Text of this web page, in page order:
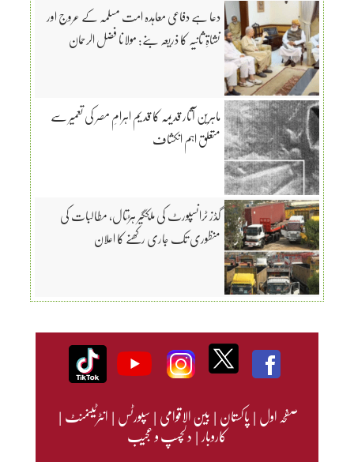
دعا ہے دفاعی معاہدہ امت مسلمہ کے عروج اور
نشاۃِ ثانیہ کا ذریعہ بنے: مولانا فضل الرحمان
ماہرین آثار قدیمہ کا قدیم اہرامِ مصر کی تعمیر سے
متعلق اہم انکشاف
گڈز ٹرانسپورٹ کی ملکگیر ہڑتال، مطالبات کی
منظوری تک جاری رکھنے کا اعلان
صفحہ اول|پاکستان|بین الاقوامی|سپورٹس|انٹرٹینمنٹ|
کاروبار|دلچسپ و عجیب